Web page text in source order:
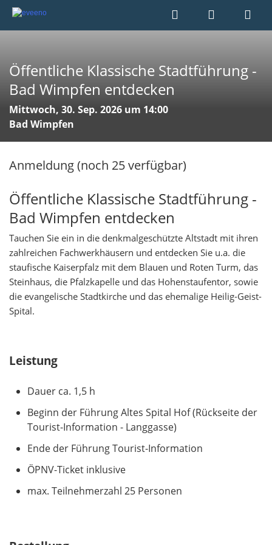
Öffentliche Klassische Stadtführung -
Bad Wimpfen entdecken
Mittwoch, 30. Sep. 2026 um 14:00
Bad Wimpfen
Anmeldung (noch 25 verfügbar)
Öffentliche Klassische Stadtführung -
Bad Wimpfen entdecken
Tauchen Sie ein in die denkmalgeschützte Altstadt mit ihren
zahlreichen Fachwerkhäusern und entdecken Sie u.a. die
staufische Kaiserpfalz mit dem Blauen und Roten Turm, das
Steinhaus, die Pfalzkapelle und das Hohenstaufentor, sowie
die evangelische Stadtkirche und das ehemalige Heilig-Geist-
Spital.
Leistung
Dauer ca. 1,5 h
Beginn der Führung Altes Spital Hof (Rückseite der
Tourist-Information - Langgasse)
Ende der Führung Tourist-Information
ÖPNV-Ticket inklusive
max. Teilnehmerzahl 25 Personen